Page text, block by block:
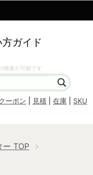
ガイド
検索が可能です
ーポン 見積 在庫 SKU
ー TOP